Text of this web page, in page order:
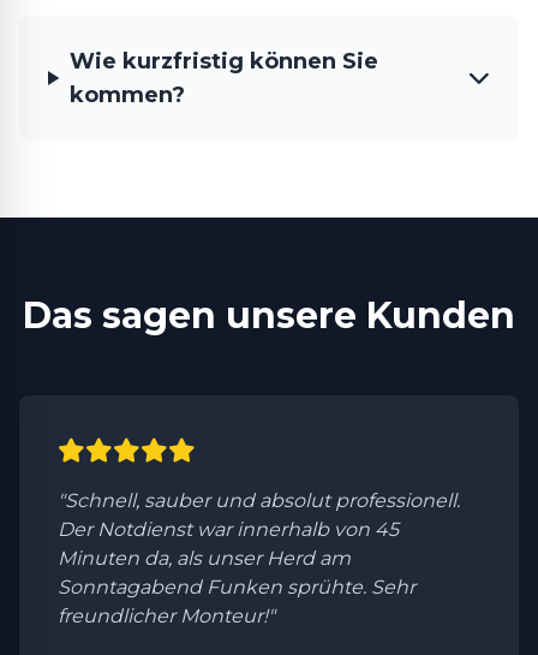
Wie kurzfristig können Sie
kommen?
Das sagen unsere Kunden
"Schnell, sauber und absolut professionell.
Der Notdienst war innerhalb von 45
Minuten da, als unser Herd am
Sonntagabend Funken sprühte. Sehr
freundlicher Monteur!"